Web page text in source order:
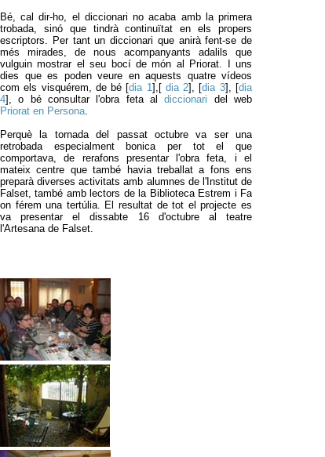
Bé, cal dir-ho, el diccionari no acaba amb la primera
trobada, sinó que tindrà continuïtat en els propers
escriptors. Per tant un diccionari que anirà fent-se de
més mirades, de nous acompanyants adalils que
vulguin mostrar el seu bocí de món al Priorat. I uns
dies que es poden veure en aquests quatre vídeos
com els visquérem, de bé [dia 1],[dia 2], [dia 3], [dia
4], o bé consultar l'obra feta aldiccionari del web
Priorat en Persona.
Perquè la tornada del passat octubre va ser una
retrobada especialment bonica per tot el que
comportava, de rerafons presentar l'obra feta, i el
mateix centre que també havia treballat a fons ens
preparà diverses activitats amb alumnes de l'Institut de
Falset, també amb lectors de la Biblioteca Estrem i Fa
on férem una tertúlia. El resultat de tot el projecte es
va presentar el dissabte 16 d'octubre al teatre
l'Artesana de Falset.